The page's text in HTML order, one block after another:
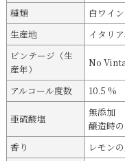
種類
白ワイン
生産地
イタリ
ビンテージ（生
産年）
No
アルコール度数 10.5 %
亜硫酸塩
無添加
醸造時
香り
レモン